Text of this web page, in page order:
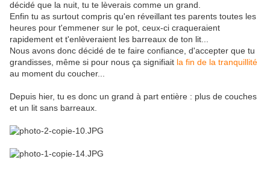
décidé que la nuit, tu te lèverais comme un grand.
Enfin tu as surtout compris qu'en réveillant tes parents toutes les
heures pour t'emmener sur le pot, ceux-ci craqueraient
rapidement et t'enlèveraient les barreaux de ton lit...
Nous avons donc décidé de te faire confiance, d'accepter que tu
grandisses, même si pour nous ça signifiait la fin de la tranquillité
au moment du coucher...
Depuis hier, tu es donc un grand à part entière : plus de couches
et un lit sans barreaux.